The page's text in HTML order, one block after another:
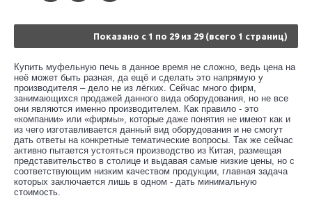
Показано с 1 по 29 из 29 (всего 1 страниц)
Купить муфельную печь в данное время не сложно, ведь цена на
неё может быть разная, да ещё и сделать это напрямую у
производителя – дело не из лёгких. Сейчас много фирм,
занимающихся продажей данного вида оборудования, но не все
они являются именно производителем. Как правило - это
«компании» или «фирмы», которые даже понятия не имеют как и
из чего изготавливается данный вид оборудования и не смогут
дать ответы на конкретные тематические вопросы. Так же сейчас
активно пытается устояться производство из Китая, размещая
представительство в столице и выдавая самые низкие цены, но с
соответствующим низким качеством продукции, главная задача
которых заключается лишь в одном - дать минимальную
стоимость.